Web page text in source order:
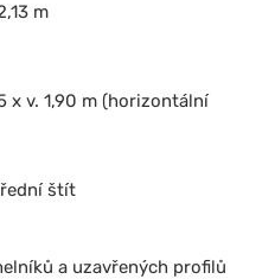
m
x v. 1,90 m (horizontální
štít
a uzavřených profilů